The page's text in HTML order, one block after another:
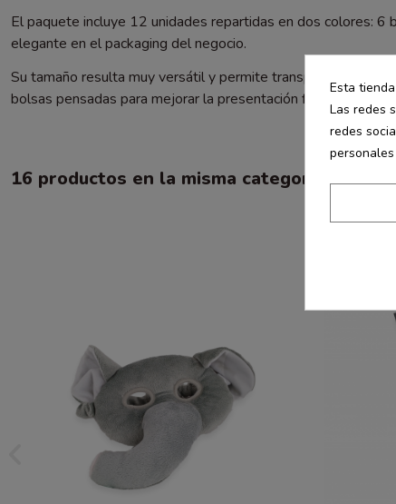
El paquete incluye 12 unidades repartidas en dos colores:
elegante en el packaging del negocio.
Su tamaño resulta muy versátil y permite transportar
bolsas pensadas para mejorar la presentación final de cada
16 productos en la misma categoría:
Esta
Las redes
redes